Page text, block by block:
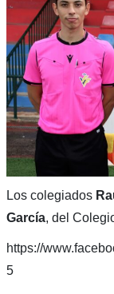
Los colegiados
García, del
https://
5